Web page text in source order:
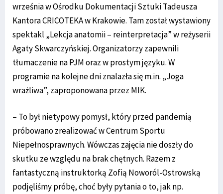
września w Ośrodku Dokumentacji Sztuki Tadeusza
Kantora CRICOTEKA w Krakowie. Tam został wystawiony
spektakl „Lekcja anatomii – reinterpretacja” w reżyserii
Agaty Skwarczyńskiej. Organizatorzy zapewnili
tłumaczenie na PJM oraz w prostym języku. W
programie na kolejne dni znalazła się m.in. „Joga
wrażliwa”, zaproponowana przez MIK.
– To był nietypowy pomysł, który przed pandemią
próbowano zrealizować w Centrum Sportu
Niepełnosprawnych. Wówczas zajęcia nie doszły do
skutku ze względu na brak chętnych. Razem z
fantastyczną instruktorką Zofią Noworól-Ostrowską
podjęliśmy próbę, choć były pytania o to, jak np.